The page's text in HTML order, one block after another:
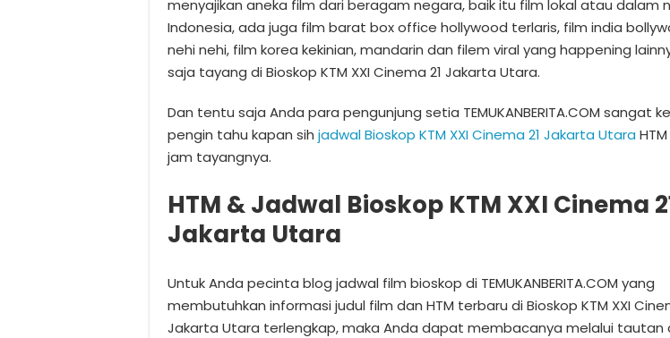
menyajikan aneka film dari beragam negara, baik itu film lokal atau dalam
Indonesia, ada juga film barat box office hollywood terlaris, film india
nehi nehi, film korea kekinian, mandarin dan filem viral yang happening
saja tayang di Bioskop KTM XXI Cinema 21 Jakarta Utara.
Dan tentu saja Anda para pengunjung setia TEMUKANBERITA.COM sangat
pengin tahu kapan sih jadwal Bioskop KTM XXI Cinema 21 Jakarta Utara
jam tayangnya.
HTM & Jadwal Bioskop KTM XXI Cinema
Jakarta Utara
Untuk Anda pecinta blog jadwal film bioskop di TEMUKANBERITA.COM yang
membutuhkan informasi judul film dan HTM terbaru di Bioskop KTM XXI
Jakarta Utara terlengkap, maka Anda dapat membacanya melalui tautan